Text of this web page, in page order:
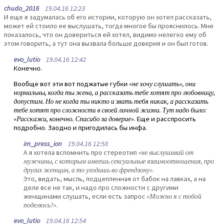
chudo_201619.04.16 12:23
И еще я задумалась об его истории, которую он хотел рассказать,
может ей стоило ее выслушать, тогда многое бы прояснилось. Мне
показалось, что он довериться ей хотел, видимо нелегко ему об
этом говорить, а тут она вызвала больше доверия и он был готов.
evo_lutio19.04.16 12:42
Конечно.
Вообще вот эти вот поджатые губки «не хочу слушать», они
нормальны, когда ты жена, а рассказать тебе хотят про любовницу,
допустим. Но не когда ты никто и звать тебя никак, а рассказать
тебе хотят про сложности в своей личной жизни. Тут надо было:
«Расскажи, конечно. Спасибо за доверие». Еще и расспросить
подробно. Заодно и пригодилась бы инфа.
im_press_ion 19.04.16 12:58
А я хотела вспомнить про стереотип «не выслушивай от
мужчины, с которым имеешь сексуальные взаимоотношения, про
других женщин, а то угодишь во френдзону».
Это, видать, мысль, подцепленная от бабок на лавках, а на
деле все не так, и надо про сложности с другими
женщинами слушать, если есть запрос «Можно я с тобой
поделюсь?».
evo_lutio19.04.16 12:54